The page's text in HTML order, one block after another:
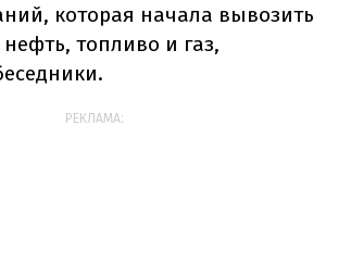
которая начала вывозить
топливо и газ,
РЕКЛАМА: